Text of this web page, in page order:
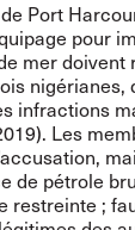
Port
pour
mer
nigérianes,
infractions
Les
de pétrole
;